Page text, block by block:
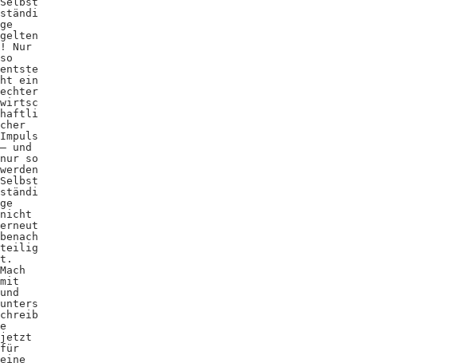
ständi
ge
gelten
! Nur
so
entste
ht ein
echter
wirtsc
haftli
cher
Impuls
– und
nur so
werden
Selbst
ständi
ge
nicht
erneut
benach
teilig
t.
Mach
mit
und
unters
chreib
e
jetzt
für
eine